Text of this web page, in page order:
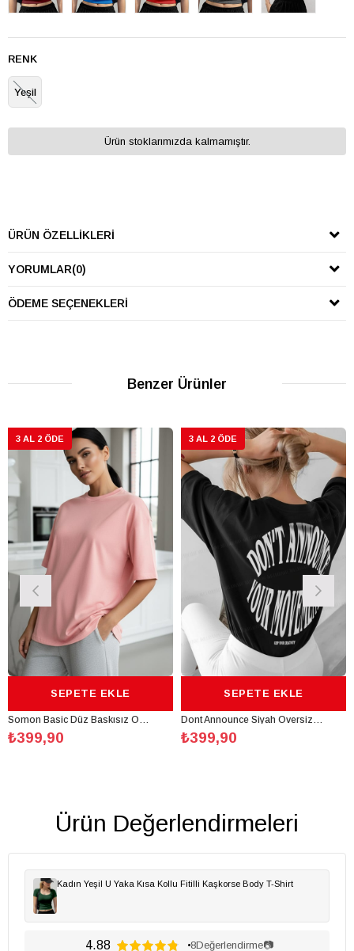
RENK
Yeşil
Ürün stoklarımızda kalmamıştır.
ÜRÜN ÖZELLIKLERI
YORUMLAR(0)
ÖDEME SEÇENEKLERI
Benzer Ürünler
SEPETE EKLE
₺399,90
3 AL 2 ÖDE
SEPETE EKLE
₺399,90
3 AL 2 ÖDE
Ürün Değerlendirmeleri
Kadın Yeşil U Yaka Kısa Kollu Fitilli Kaşkorse Body T-Shirt
4.88 8Değerlendirme📷